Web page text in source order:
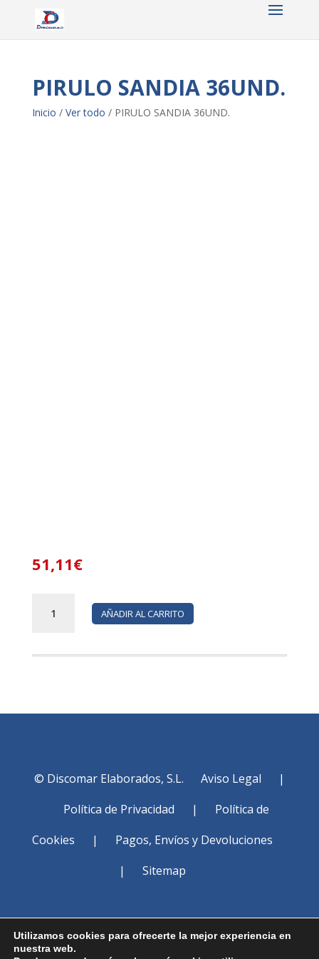
PIRULO SANDIA 36UND.
Inicio / Ver todo / PIRULO SANDIA 36UND.
51,11€
SANDIA
AÑADIR AL CARRITO
© Discomar Elaborados, S.L. Aviso Legal
|
Política de Privacidad
|
Política de
Cookies
|
Pagos, Envíos y Devoluciones
|
Sitemap
Utilizamos cookies para ofrecerte la mejor experiencia en
nuestra web.